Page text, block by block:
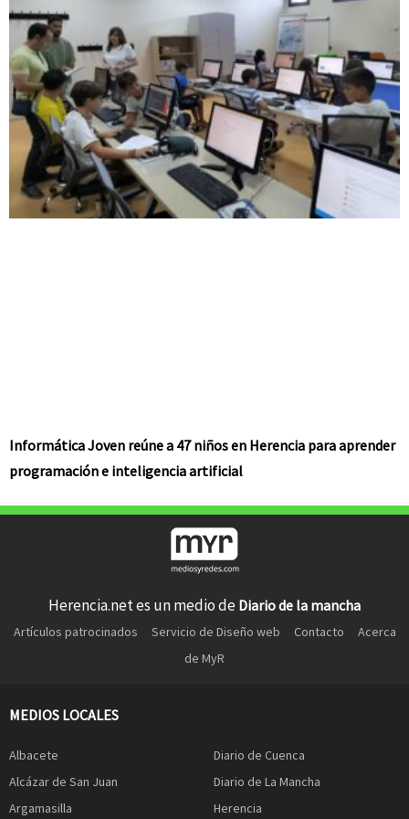
Informática Joven reúne a 47 niños en Herencia para aprender
programación e inteligencia artificial
Herencia.net es un medio de Diario de la mancha
Artículos patrocinados Servicio de Diseño web Contacto
Acerca
de MyR
MEDIOS LOCALES
Albacete
Alcázar de San Juan
Argamasilla
Diario de Cuenca
Diario de La Mancha
Herencia